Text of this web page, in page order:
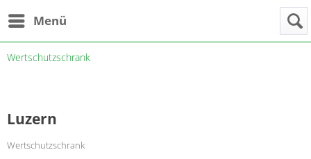
Menü
Wertschutzschrank
Luzern
Wertschutzschrank